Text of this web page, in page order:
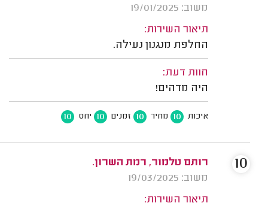
משוב: 19/01/2025
תיאור השירות:
החלפת מנגנון נעילה.
חוות דעת:
היה מדהים!
איכות 10 מחיר 10 זמנים 10 יחס 10
רותם טלמור, רמת השרון.
משוב: 19/03/2025
תיאור השירות:
10